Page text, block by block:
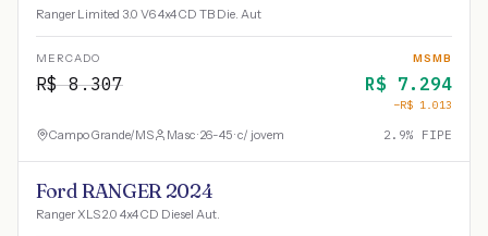
Ranger Limited 3.0 V6 4x4 CD TB Die. Aut
MERCADO
R$8.307
MSMB
R$ 7.294
−R$ 1.013
Campo Grande/MS Masc · 26-45 · c/ jovem 2.9% FIPE
Ford RANGER 2024
Ranger XLS 2.0 4x4 CD Diesel Aut.